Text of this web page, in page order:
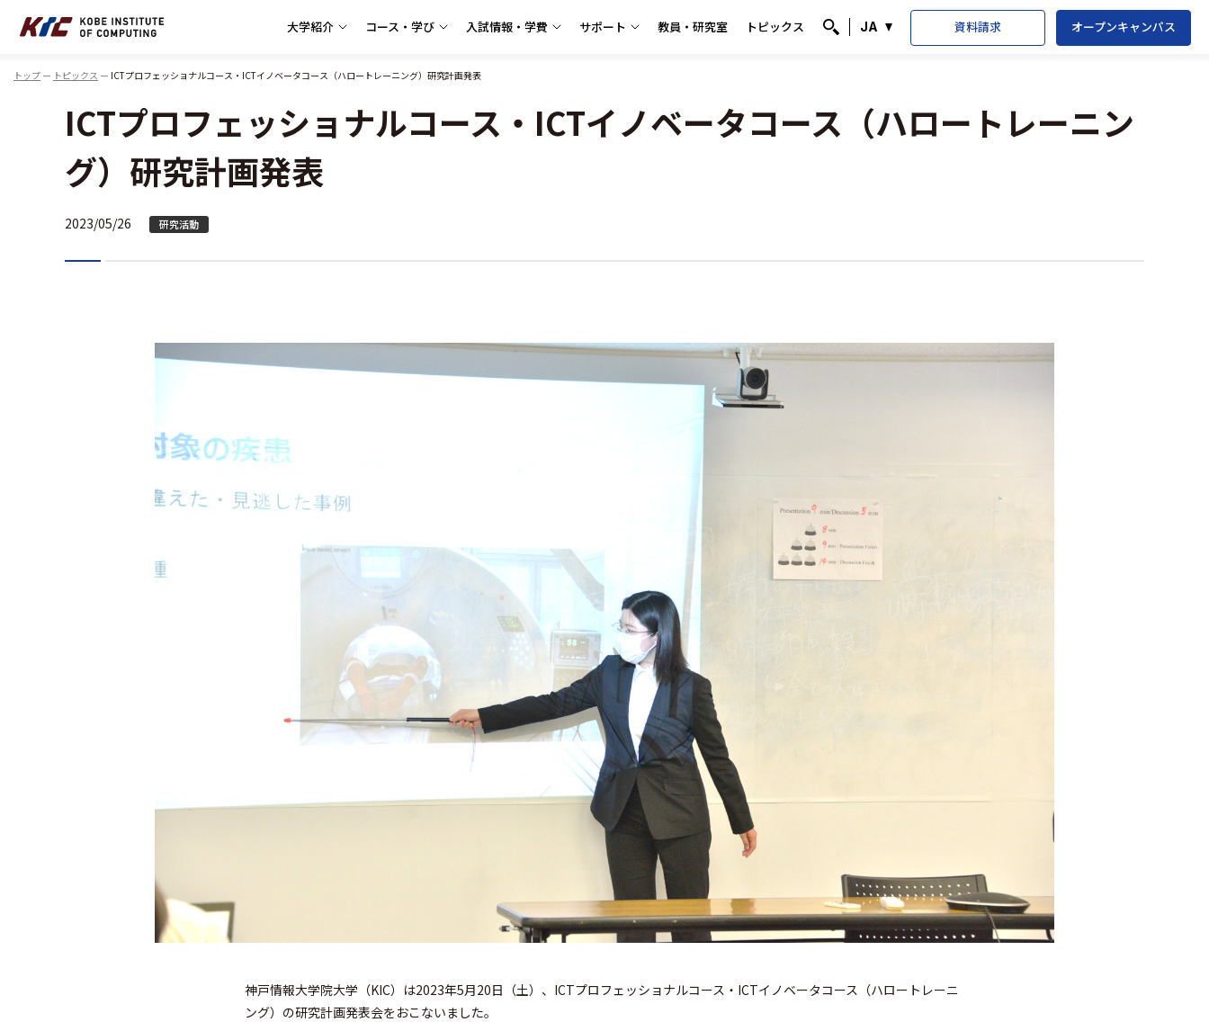
大学紹介 コース・学び 入試情報・学費 サポート 教員・研究室 トピックス 検索
JA 資料請求 オープンキャンパス
トップ トピックス ICTプロフェッショナルコース・ICTイノベータコース（ハロートレーニング）研究計画発表
ICTプロフェッショナルコース・ICTイノベータコース（ハロートレーニン
グ）研究計画発表
2023/05/26 研究活動
神戸情報大学院大学（KIC）は2023年5月20日（土）、ICTプロフェッショナルコース・ICTイノベータコース（ハロートレーニ
ング）の研究計画発表会をおこないました。